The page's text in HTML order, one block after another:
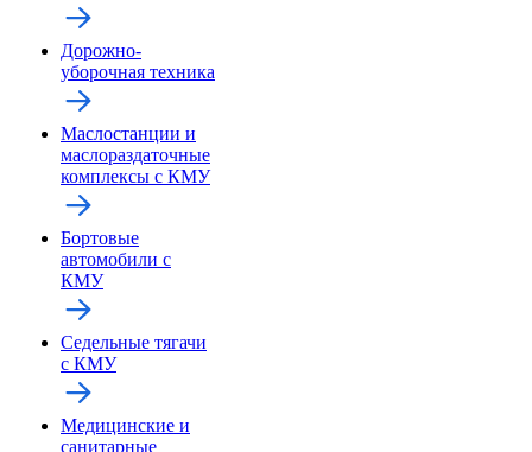
Дорожно-
уборочная техника
Маслостанции и
маслораздаточные
комплексы с КМУ
Бортовые
автомобили с
КМУ
Седельные тягачи
с КМУ
Медицинские и
санитарные